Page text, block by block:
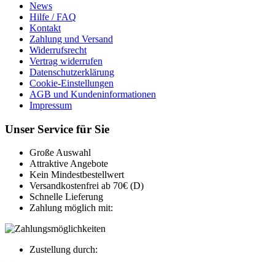
News
Hilfe / FAQ
Kontakt
Zahlung und Versand
Widerrufsrecht
Vertrag widerrufen
Datenschutzerklärung
Cookie-Einstellungen
AGB und Kundeninformationen
Impressum
Unser Service für Sie
Große Auswahl
Attraktive Angebote
Kein Mindestbestellwert
Versandkostenfrei ab 70€ (D)
Schnelle Lieferung
Zahlung möglich mit:
Zustellung durch: